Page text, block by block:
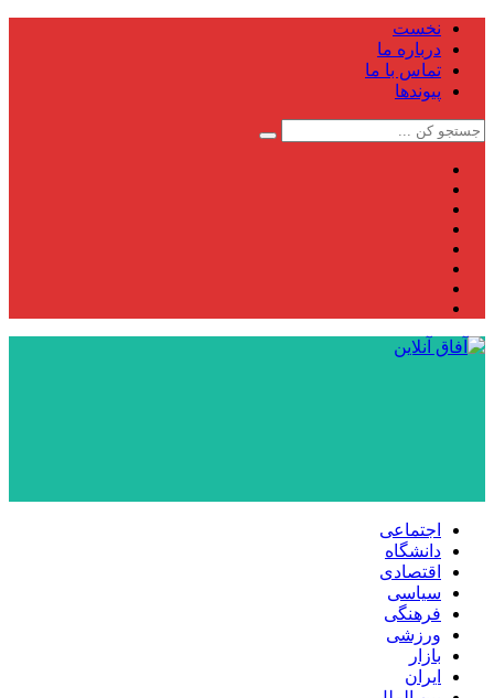
نخست
درباره ما
تماس با ما
پیوندها
اجتماعی
دانشگاه
اقتصادی
سیاسی
فرهنگی
ورزشی
بازار
ایران